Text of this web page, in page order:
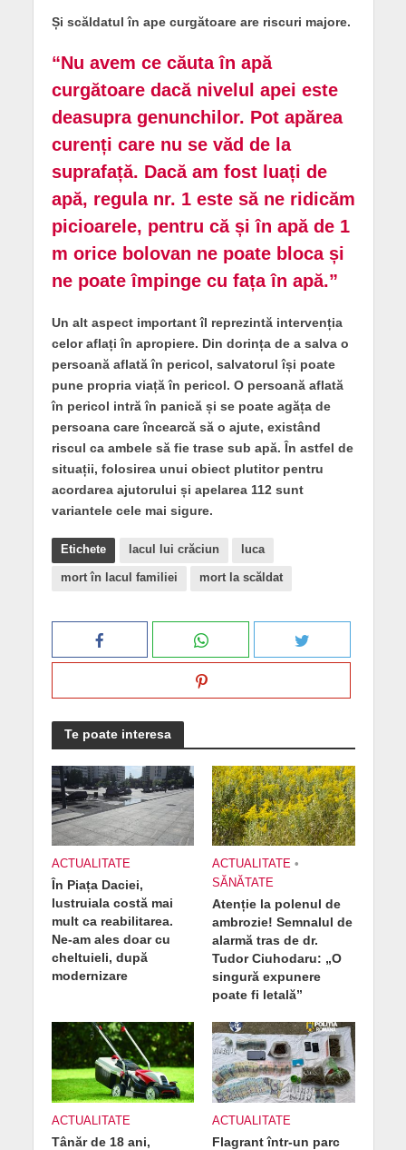
Și scăldatul în ape curgătoare are riscuri majore.
“Nu avem ce căuta în apă
curgătoare dacă nivelul apei este
deasupra genunchilor. Pot apărea
curenți care nu se văd de la
suprafață. Dacă am fost luați de
apă, regula nr. 1 este să ne ridicăm
picioarele, pentru că și în apă de 1
m orice bolovan ne poate bloca și
ne poate împinge cu fața în apă.”
Un alt aspect important îl reprezintă intervenția
celor aflați în apropiere. Din dorința de a salva o
persoană aflată în pericol, salvatorul își poate
pune propria viață în pericol. O persoană aflată
în pericol intră în panică și se poate agăța de
persoana care încearcă să o ajute, existând
riscul ca ambele să fie trase sub apă. În astfel de
situații, folosirea unui obiect plutitor pentru
acordarea ajutorului și apelarea 112 sunt
variantele cele mai sigure.
Etichete lacul lui crăciun luca
mort în lacul familiei mort la scăldat
Te poate interesa
ACTUALITATE
În Piața Daciei,
lustruiala costă mai
mult ca reabilitarea.
Ne-am ales doar cu
cheltuieli, după
modernizare
ACTUALITATE •
SĂNĂTATE
Atenție la polenul de
ambrozie! Semnalul de
alarmă tras de dr.
Tudor Ciuhodaru: „O
singură expunere
poate fi letală”
ACTUALITATE
Tânăr de 18 ani,
ACTUALITATE
Flagrant într-un parc